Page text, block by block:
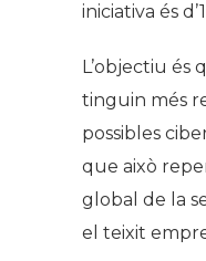
iniciativa és
L’objectiu és
tinguin més
possibles
que això
global de la
el teixit